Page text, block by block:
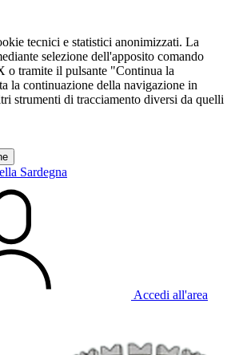
tecnici e statistici anonimizzati. La
selezione dell'apposito comando
o tramite il pulsante "Continua la
la continuazione della navigazione in
strumenti di tracciamento diversi da quelli
Sardegna
Accedi all'area